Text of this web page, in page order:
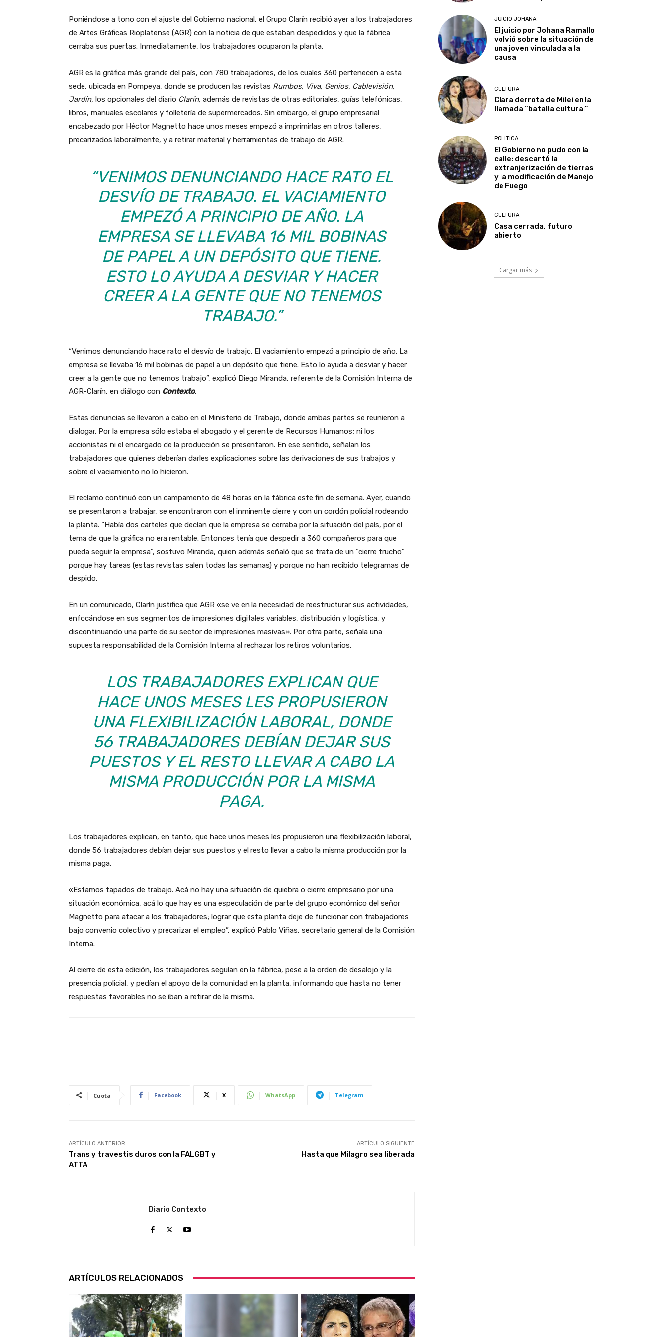
Poniéndose a tono con el ajuste del Gobierno nacional, el Grupo Clarín recibió ayer a los trabajadores
de Artes Gráficas Rioplatense (AGR) con la noticia de que estaban despedidos y que la fábrica
cerraba sus puertas. Inmediatamente, los trabajadores ocuparon la planta.
AGR es la gráfica más grande del país, con 780 trabajadores, de los cuales 360 pertenecen a esta
sede, ubicada en Pompeya, donde se producen las revistas Rumbos, Viva, Genios, Cablevisión,
Jardín, los opcionales del diario Clarín, además de revistas de otras editoriales, guías telefónicas,
libros, manuales escolares y folletería de supermercados. Sin embargo, el grupo empresarial
encabezado por Héctor Magnetto hace unos meses empezó a imprimirlas en otros talleres,
precarizados laboralmente, y a retirar material y herramientas de trabajo de AGR.
“VENIMOS DENUNCIANDO HACE RATO EL
DESVÍO DE TRABAJO. EL VACIAMIENTO
EMPEZÓ A PRINCIPIO DE AÑO. LA
EMPRESA SE LLEVABA 16 MIL BOBINAS
DE PAPEL A UN DEPÓSITO QUE TIENE.
ESTO LO AYUDA A DESVIAR Y HACER
CREER A LA GENTE QUE NO TENEMOS
TRABAJO.”
“Venimos denunciando hace rato el desvío de trabajo. El vaciamiento empezó a principio de año. La
empresa se llevaba 16 mil bobinas de papel a un depósito que tiene. Esto lo ayuda a desviar y hacer
creer a la gente que no tenemos trabajo”, explicó Diego Miranda, referente de la Comisión Interna de
AGR-Clarín, en diálogo con Contexto.
Estas denuncias se llevaron a cabo en el Ministerio de Trabajo, donde ambas partes se reunieron a
dialogar. Por la empresa sólo estaba el abogado y el gerente de Recursos Humanos; ni los
accionistas ni el encargado de la producción se presentaron. En ese sentido, señalan los
trabajadores que quienes deberían darles explicaciones sobre las derivaciones de sus trabajos y
sobre el vaciamiento no lo hicieron.
El reclamo continuó con un campamento de 48 horas en la fábrica este fin de semana. Ayer, cuando
se presentaron a trabajar, se encontraron con el inminente cierre y con un cordón policial rodeando
la planta. “Había dos carteles que decían que la empresa se cerraba por la situación del país, por el
tema de que la gráfica no era rentable. Entonces tenía que despedir a 360 compañeros para que
pueda seguir la empresa”, sostuvo Miranda, quien además señaló que se trata de un “cierre trucho”
porque hay tareas (estas revistas salen todas las semanas) y porque no han recibido telegramas de
despido.
En un comunicado, Clarín justifica que AGR «se ve en la necesidad de reestructurar sus actividades,
enfocándose en sus segmentos de impresiones digitales variables, distribución y logística, y
discontinuando una parte de su sector de impresiones masivas». Por otra parte, señala una
supuesta responsabilidad de la Comisión Interna al rechazar los retiros voluntarios.
LOS TRABAJADORES EXPLICAN QUE
HACE UNOS MESES LES PROPUSIERON
UNA FLEXIBILIZACIÓN LABORAL, DONDE
56 TRABAJADORES DEBÍAN DEJAR SUS
PUESTOS Y EL RESTO LLEVAR A CABO LA
MISMA PRODUCCIÓN POR LA MISMA
PAGA.
Los trabajadores explican, en tanto, que hace unos meses les propusieron una flexibilización laboral,
donde 56 trabajadores debían dejar sus puestos y el resto llevar a cabo la misma producción por la
misma paga.
«Estamos tapados de trabajo. Acá no hay una situación de quiebra o cierre empresario por una
situación económica, acá lo que hay es una especulación de parte del grupo económico del señor
Magnetto para atacar a los trabajadores; lograr que esta planta deje de funcionar con trabajadores
bajo convenio colectivo y precarizar el empleo”, explicó Pablo Viñas, secretario general de la Comisión
Interna.
Al cierre de esta edición, los trabajadores seguían en la fábrica, pese a la orden de desalojo y la
presencia policial, y pedían el apoyo de la comunidad en la planta, informando que hasta no tener
respuestas favorables no se iban a retirar de la misma.
Cuota Facebook X WhatsApp Telegram
ARTÍCULO ANTERIOR
Trans y travestis duros con la FALGBT y
ATTA
ARTÍCULO SIGUIENTE
Hasta que Milagro sea liberada
Diario Contexto
ARTÍCULOS RELACIONADOS
JUICIO JOHANA
El juicio por Johana Ramallo
volvió sobre la situación de
una joven vinculada a la
causa
CULTURA
Clara derrota de Milei en la
llamada “batalla cultural”
POLITICA
El Gobierno no pudo con la
calle: descartó la
extranjerización de tierras
y la modificación de Manejo
de Fuego
CULTURA
Casa cerrada, futuro
abierto
Cargar más